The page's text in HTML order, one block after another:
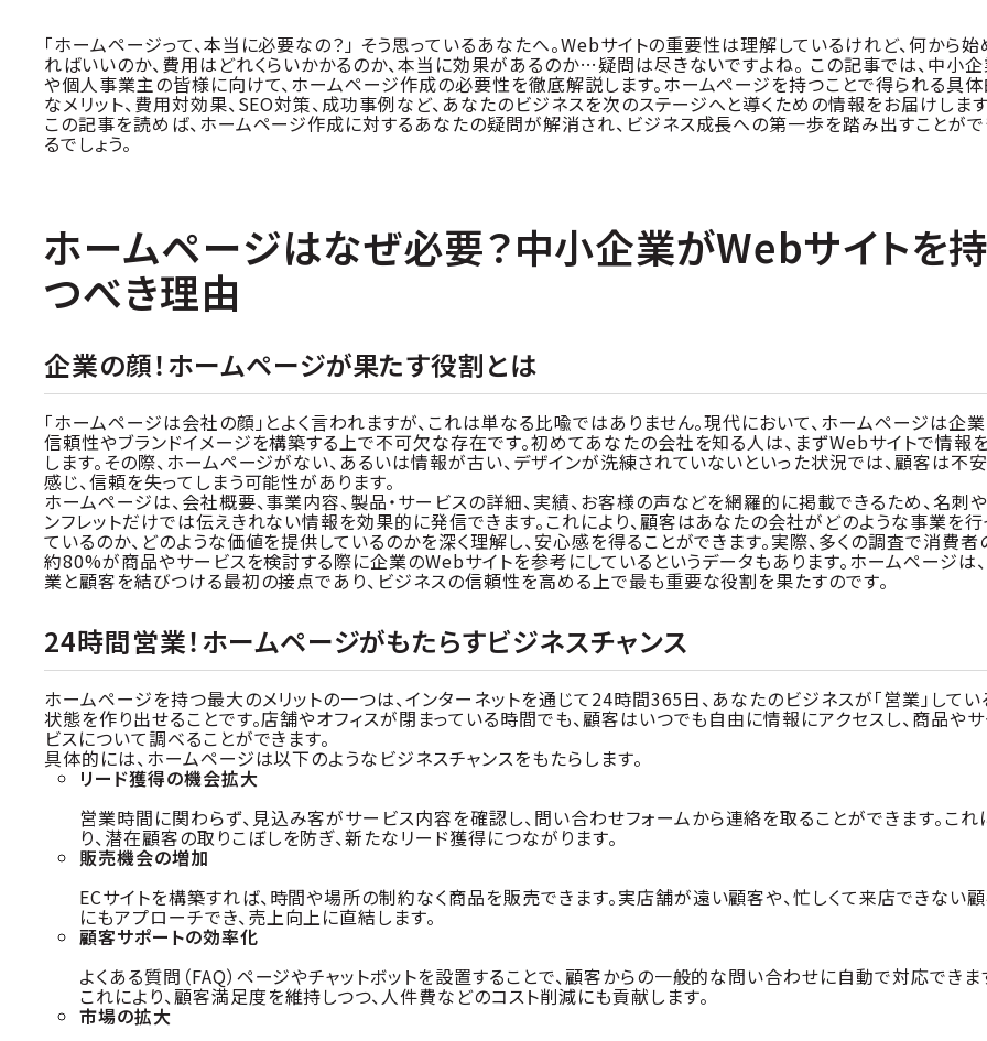
「ホームページって、本当に必要なの？」 そう思っているあなたへ。Webサイトの重要性は理解しているけれど、何から始
ればいいのか、費用はどれくらいかかるのか、本当に効果があるのか…疑問は尽きないですよね。 この記事では、中小
や個人事業主の皆様に向けて、ホームページ作成の必要性を徹底解説します。ホームページを持つことで得られる具
なメリット、費用対効果、SEO対策、成功事例など、あなたのビジネスを次のステージへと導くための情報をお届けします
この記事を読めば、ホームページ作成に対するあなたの疑問が解消され、ビジネス成長への第一歩を踏み出すことがで
るでしょう。
ホームページはなぜ必要？中小企業がWebサイトを持
つべき理由
企業の顔！ホームページが果たす役割とは
「ホームページは会社の顔」とよく言われますが、これは単なる比喩ではありません。現代において、ホームページは企
信頼性やブランドイメージを構築する上で不可欠な存在です。初めてあなたの会社を知る人は、まずWebサイトで情報
します。その際、ホームページがない、あるいは情報が古い、デザインが洗練されていないといった状況では、顧客は不
感じ、信頼を失ってしまう可能性があります。
ホームページは、会社概要、事業内容、製品・サービスの詳細、実績、お客様の声などを網羅的に掲載できるため、名刺
ンフレットだけでは伝えきれない情報を効果的に発信できます。これにより、顧客はあなたの会社がどのような事業を行
ているのか、どのような価値を提供しているのかを深く理解し、安心感を得ることができます。実際、多くの調査で消費者
約80%が商品やサービスを検討する際に企業のWebサイトを参考にしているというデータもあります。ホームページは
業と顧客を結びつける最初の接点であり、ビジネスの信頼性を高める上で最も重要な役割を果たすのです。
24時間営業！ホームページがもたらすビジネスチャンス
ホームページを持つ最大のメリットの一つは、インターネットを通じて24時間365日、あなたのビジネスが「営業」してい
状態を作り出せることです。店舗やオフィスが閉まっている時間でも、顧客はいつでも自由に情報にアクセスし、商品や
ビスについて調べることができます。
具体的には、ホームページは以下のようなビジネスチャンスをもたらします。
リード獲得の機会拡大
営業時間に関わらず、見込み客がサービス内容を確認し、問い合わせフォームから連絡を取ることができます。これ
り、潜在顧客の取りこぼしを防ぎ、新たなリード獲得につながります。
販売機会の増加
ECサイトを構築すれば、時間や場所の制約なく商品を販売できます。実店舗が遠い顧客や、忙しくて来店できない
にもアプローチでき、売上向上に直結します。
顧客サポートの効率化
よくある質問（FAQ）ページやチャットボットを設置することで、顧客からの一般的な問い合わせに自動で対応できま
これにより、顧客満足度を維持しつつ、人件費などのコスト削減にも貢献します。
市場の拡大